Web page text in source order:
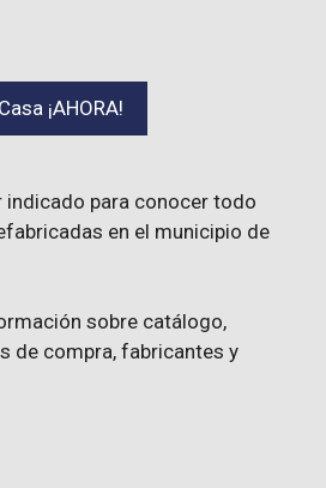
¡AHORA!
indicado para conocer todo
en el municipio de
sobre catálogo,
de compra, fabricantes y